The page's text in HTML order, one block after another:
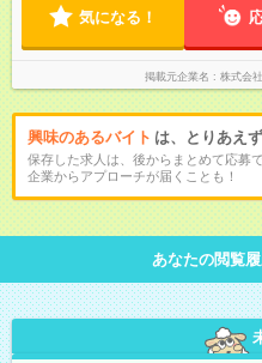
気になる！
掲載元企業名 株式会
興味のあるバイト は、とりあえ
保存した求人は、後からまとめて応募で
企業からアプローチが届くことも！
あなたの閲覧